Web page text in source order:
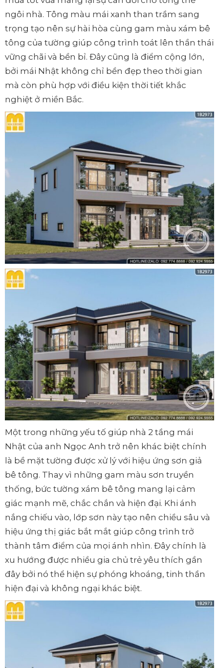
ngôi nhà. Tông màu mái xanh than trầm sang
trọng tạo nên sự hài hòa cùng gam màu xám bê
tông của tường giúp công trình toát lên thần thái
vững chãi và bền bỉ. Đây cũng là điểm cộng lớn,
bởi mái Nhật không chỉ bền đẹp theo thời gian
mà còn phù hợp với điều kiện thời tiết khắc
nghiệt ở miền Bắc.
Một trong những yếu tố giúp nhà 2 tầng mái
Nhật của anh Ngọc Anh trở nên khác biệt chính
là bề mặt tường được xử lý với hiệu ứng sơn giả
bê tông. Thay vì những gam màu sơn truyền
thống, bức tường xám bê tông mang lại cảm
giác mạnh mẽ, chắc chắn và hiện đại. Khi ánh
nắng chiếu vào, lớp sơn này tạo nên chiều sâu và
hiệu ứng thị giác bắt mắt giúp công trình trở
thành tâm điểm của mọi ánh nhìn. Đây chính là
xu hướng được nhiều gia chủ trẻ yêu thích gần
đây bởi nó thể hiện sự phóng khoáng, tinh thần
hiện đại và không ngại khác biệt.